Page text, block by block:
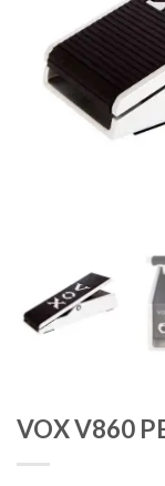
VOX V860